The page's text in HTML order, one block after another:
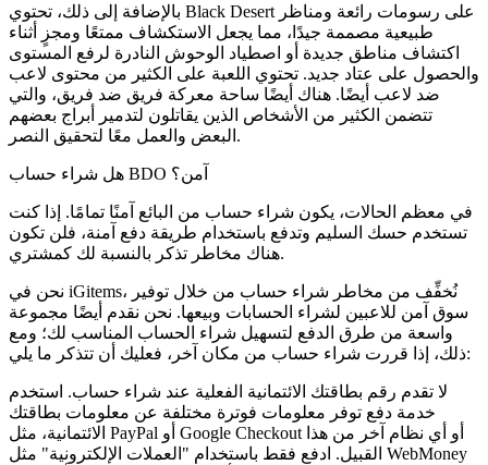
بالإضافة إلى ذلك، تحتوي Black Desert على رسومات رائعة ومناظر
طبيعية مصممة جيدًا، مما يجعل الاستكشاف ممتعًا ومجزٍ أثناء
اكتشاف مناطق جديدة أو اصطياد الوحوش النادرة لرفع المستوى
والحصول على عتاد جديد. تحتوي اللعبة على الكثير من محتوى لاعب
ضد لاعب أيضًا. هناك أيضًا ساحة معركة فريق ضد فريق، والتي
تتضمن الكثير من الأشخاص الذين يقاتلون لتدمير أبراج بعضهم
البعض والعمل معًا لتحقيق النصر.
هل شراء حساب BDO آمن؟
في معظم الحالات، يكون شراء حساب من البائع آمنًا تمامًا. إذا كنت
تستخدم حسك السليم وتدفع باستخدام طريقة دفع آمنة، فلن تكون
هناك مخاطر تذكر بالنسبة لك كمشتري.
نحن في iGitems، نُخفِّف من مخاطر شراء حساب من خلال توفير
سوق آمن للاعبين لشراء الحسابات وبيعها. نحن نقدم أيضًا مجموعة
واسعة من طرق الدفع لتسهيل شراء الحساب المناسب لك؛ ومع
ذلك، إذا قررت شراء حساب من مكان آخر، فعليك أن تتذكر ما يلي:
لا تقدم رقم بطاقتك الائتمانية الفعلية عند شراء حساب. استخدم
خدمة دفع توفر معلومات فوترة مختلفة عن معلومات بطاقتك
الائتمانية، مثل PayPal أو Google Checkout أو أي نظام آخر من هذا
القبيل. ادفع فقط باستخدام "العملات الإلكترونية" مثل WebMoney